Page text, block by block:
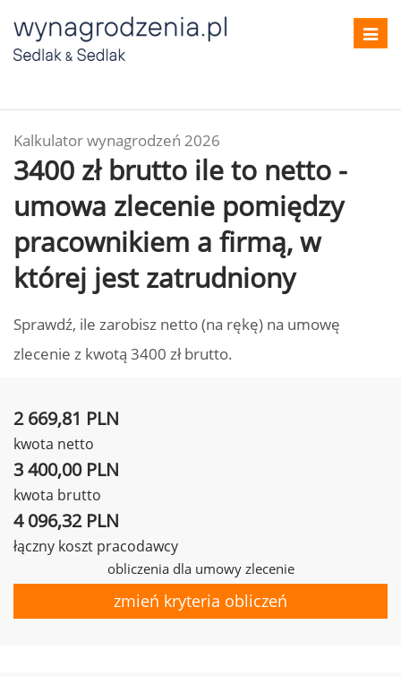
Kalkulator wynagrodzeń 2026
3400 zł brutto ile to netto -
umowa zlecenie pomiędzy
pracownikiem a firmą, w
której jest zatrudniony
Sprawdź, ile zarobisz netto (na rękę) na umowę
zlecenie z kwotą 3400 zł brutto.
2 669,81 PLN
kwota netto
3 400,00 PLN
kwota brutto
4 096,32 PLN
łączny koszt pracodawcy
obliczenia dla umowy zlecenie
zmień kryteria obliczeń